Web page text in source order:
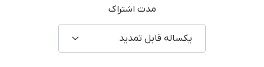
مدت اشتراک
یکساله قابل تمدید